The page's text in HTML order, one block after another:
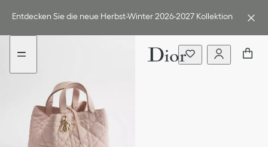
zumEntdecken Sie die neue Herbst-Winter 2026-2027 Kollektion